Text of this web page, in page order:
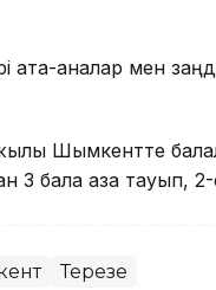
ата-аналар мен
Шымкентте
3 бала қаза тауып, 2-
Терезе